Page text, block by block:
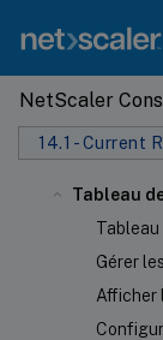
NetScaler
14.1 - Current
Tableau
Tableau
Gérer
Afficher